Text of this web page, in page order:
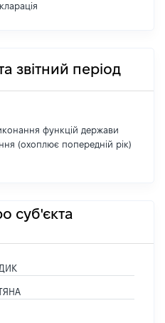
звітний період
функцій держави
(охоплює попередній рік)
суб'єкта